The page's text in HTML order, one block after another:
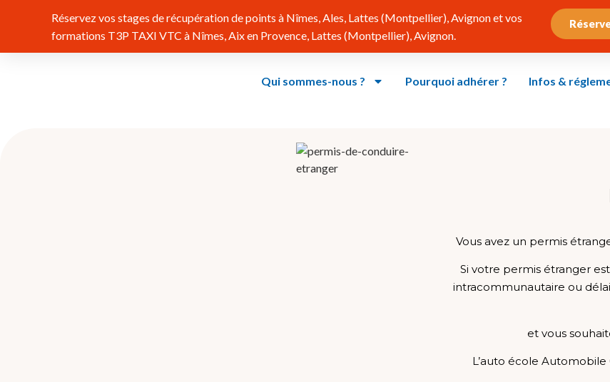
Réservez vos stages de récupération de points à Nîmes, Ales, Lattes (Montpellier), Avignon et vos
formations T3P TAXI VTC à Nîmes, Aix en Provence, Lattes (Montpellier), Avignon.
Qui sommes-nous ? Pourquoi adhérer ? Infos &
Vous avez un permis
Si votre permis étranger
intracommunautaire ou
et vous
L’auto école